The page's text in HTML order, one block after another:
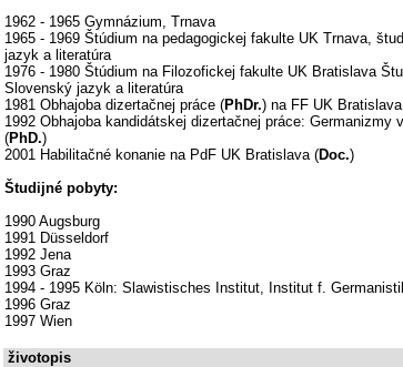
1962 - 1965 Gymnázium, Trnava
1965 - 1969 Štúdium na pedagogickej fakulte UK Trnava,
jazyk a literatúra
1976 - 1980 Štúdium na Filozofickej fakulte UK Bratislava
Slovenský jazyk a literatúra
1981 Obhajoba dizertačnej práce (PhDr.) na FF UK Bratislava
1992 Obhajoba kandidátskej dizertačnej práce: Germanizmy
(PhD.)
2001 Habilitačné konanie na PdF UK Bratislava (Doc.)
Študijné pobyty:
1990 Augsburg
1991 Düsseldorf
1992 Jena
1993 Graz
1994 - 1995 Köln: Slawistisches Institut, Institut f.
1996 Graz
1997 Wien
životopis